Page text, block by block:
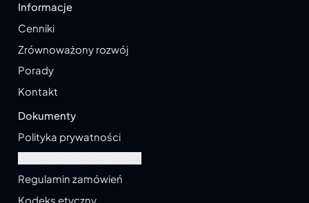
Informacje
Cenniki
Zrównoważony rozwój
Porady
Kontakt
Dokumenty
Polityka prywatności
Regulamin zamówień
Kodeks etyczny